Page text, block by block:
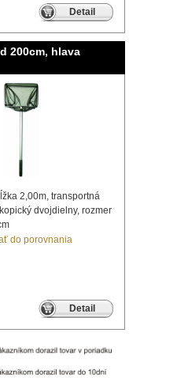
Detail
200cm, hlava
2,00m, transportná
dvojdielny, rozmer
Detail
do porovnania